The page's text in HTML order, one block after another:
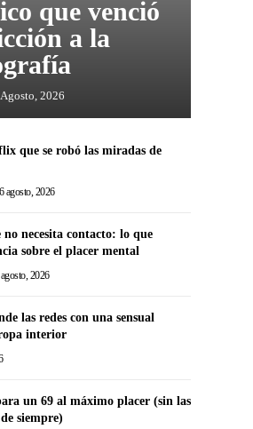
que venció
a la
2026
que se robó las miradas de
6 agosto, 2026
no necesita contacto: lo que
sobre el placer mental
2026
las redes con una sensual
interior
un 69 al máximo placer (sin las
siempre)